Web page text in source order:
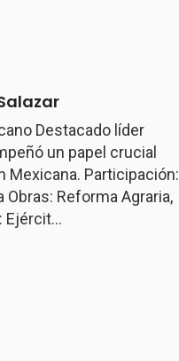
Destacado líder
un papel crucial
Mexicana. Participación:
Reforma Agraria,
Ejércit...